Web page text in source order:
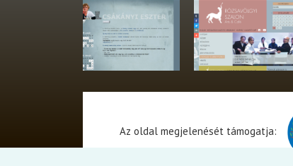
Az oldal megjelenését támogatja: